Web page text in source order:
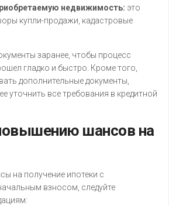
недвижимость: это
купли-продажи, кадастровые
заранее, чтобы процесс
гладко и быстро. Кроме того,
дополнительные документы,
уточнить все требования в кредитной
шансов на
на получение ипотеки с
взносом, следуйте